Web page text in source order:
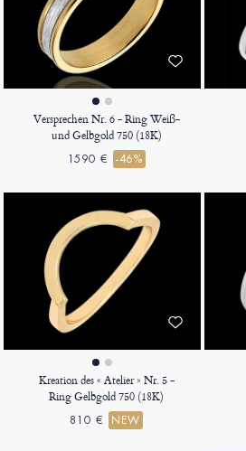
Versprechen Nr. 6 - Ring Weiß-
und Gelbgold 750 (18K)
1590 € -46%
Kreation des « Atelier » Nr. 5 -
Ring Gelbgold 750 (18K)
810 € NEW